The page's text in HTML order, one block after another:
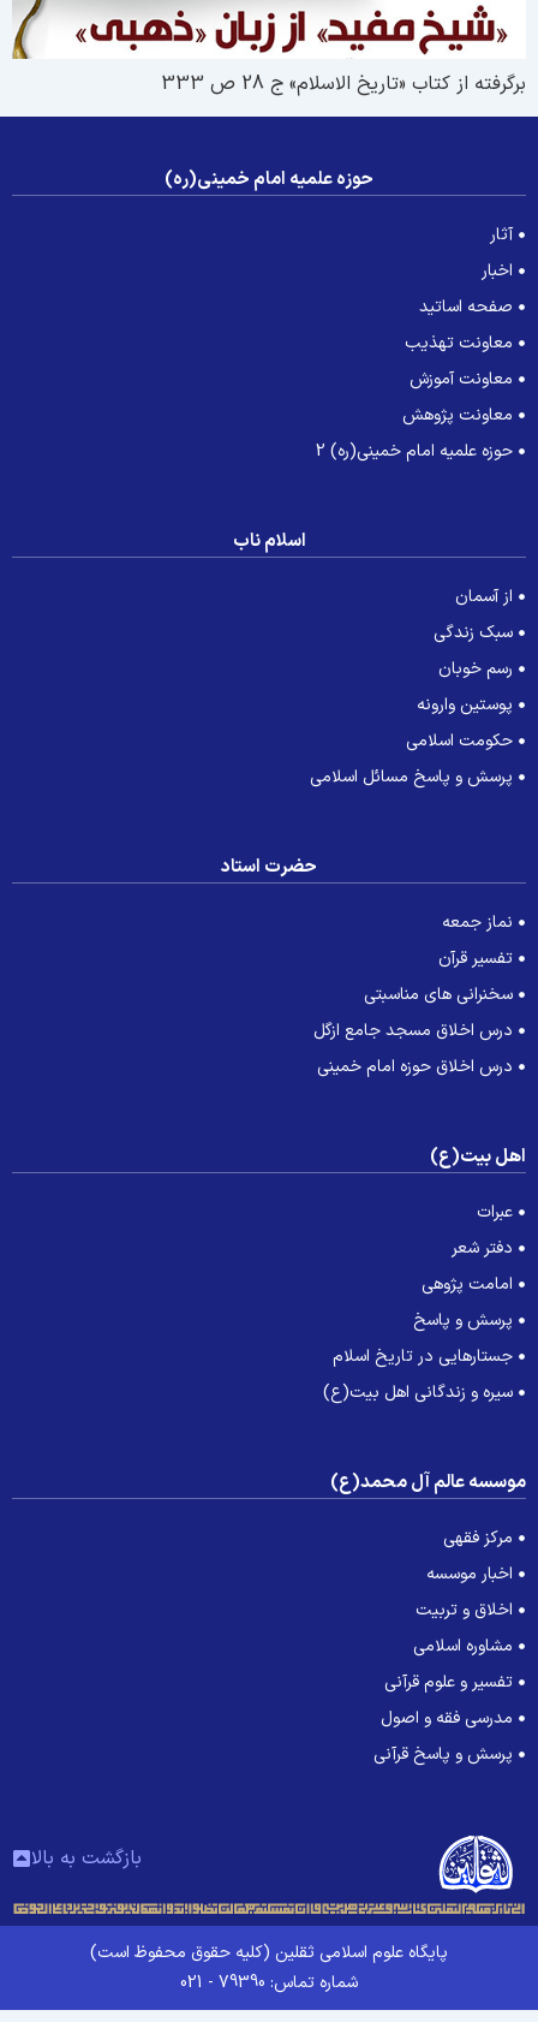
از کتاب «تاریخ الاسلام» ج 28 ص 333
حوزه علمیه امام خمینی(ره)
آثار
اخبار
صفحه اساتید
معاونت تهذیب
معاونت آموزش
معاونت پژوهش
حوزه علمیه امام خمینی(ره) 2
اسلام ناب
از آسمان
سبک زندگی
رسم خوبان
پوستین وارونه
حکومت اسلامی
پرسش و پاسخ مسائل اسلامی
حضرت استاد
نماز جمعه
تفسیر قرآن
سخنرانی های مناسبتی
درس اخلاق مسجد جامع ازگل
درس اخلاق حوزه امام خمینی
بیت(ع)
عبرات
دفتر شعر
امامت پژوهی
پرسش و پاسخ
جستارهایی در تاریخ اسلام
سیره و زندگانی اهل بیت(ع)
عالم آل محمد(ع)
مرکز فقهی
اخبار موسسه
اخلاق و تربیت
مشاوره اسلامی
تفسیر و علوم قرآنی
مدرسی فقه و اصول
پرسش و پاسخ قرآنی
بازگشت به بالا
پایگاه علوم اسلامی ثقلین (کلیه حقوق محفوظ است)
شماره تماس: 79390 - 021